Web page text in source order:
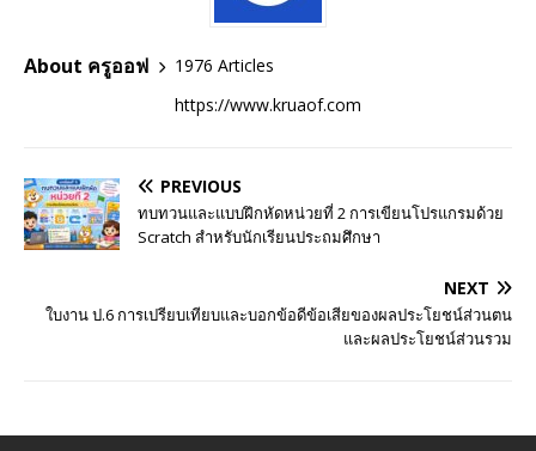
About ครูออฟ
1976 Articles
https://www.kruaof.com
PREVIOUS
ทบทวนและแบบฝึกหัดหน่วยที่ 2 การเขียนโปรแกรมด้วย
Scratch สำหรับนักเรียนประถมศึกษา
NEXT
ใบงาน ป.6 การเปรียบเทียบและบอกข้อดีข้อเสียของผลประโยชน์ส่วนตน
และผลประโยชน์ส่วนรวม